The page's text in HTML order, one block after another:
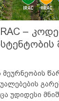
–
უდიდესი